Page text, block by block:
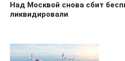
Над Москвой снова сбит
ликвидировали